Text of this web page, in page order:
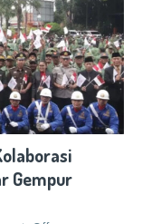
Gempur